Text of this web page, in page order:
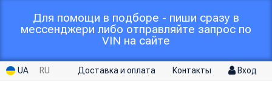
Для помощи в подборе - пиши сразу в
мессенджери либо отправляйте запрос по
VIN на сайте
UA RU Доставка и оплата Контакты Вход